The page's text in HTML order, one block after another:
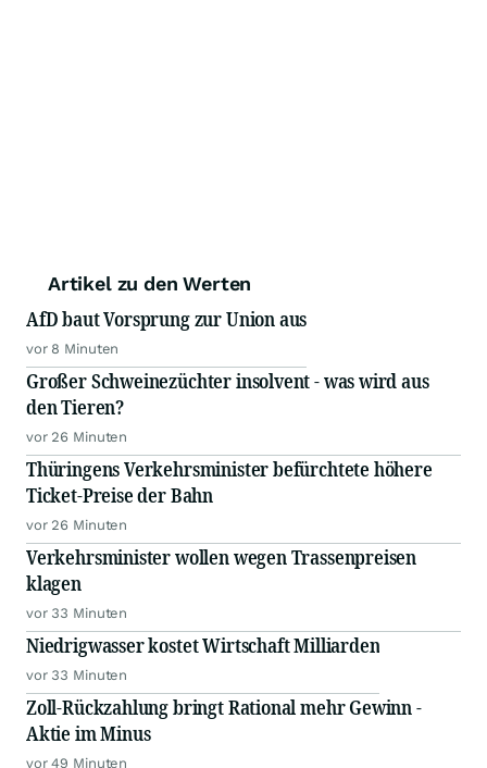
Artikel zu den Werten
AfD baut Vorsprung zur Union aus
vor 8 Minuten
Großer Schweinezüchter insolvent - was wird aus
den Tieren?
vor 26 Minuten
Thüringens Verkehrsminister befürchtete höhere
Ticket-Preise der Bahn
vor 26 Minuten
Verkehrsminister wollen wegen Trassenpreisen
klagen
vor 33 Minuten
Niedrigwasser kostet Wirtschaft Milliarden
vor 33 Minuten
Zoll-Rückzahlung bringt Rational mehr Gewinn -
Aktie im Minus
vor 49 Minuten